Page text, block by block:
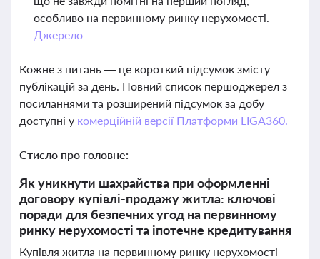
особливо на первинному ринку нерухомості.
Джерело
Кожне з питань — це короткий підсумок змісту
публікацій за день. Повний список першоджерел з
посиланнями та розширений підсумок за добу
доступні у комерційній версії Платформи LIGA360.
Стисло про головне:
Як уникнути шахрайства при оформленні
договору купівлі-продажу житла: ключові
поради для безпечних угод на первинному
ринку нерухомості та іпотечне кредитування
Купівля житла на первинному ринку нерухомості